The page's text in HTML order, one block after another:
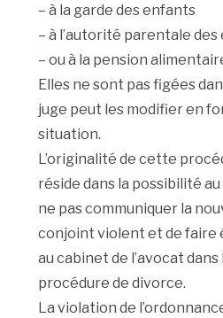
– à la garde des enfants
– à l’autorité parentale
– ou à la pension
Elles ne sont pas figées
juge peut les modifier en
situation.
L’originalité de cette
réside dans la possibilité
ne pas communiquer la
conjoint violent et de faire
au cabinet de l’avocat dans
procédure de divorce.
La violation de